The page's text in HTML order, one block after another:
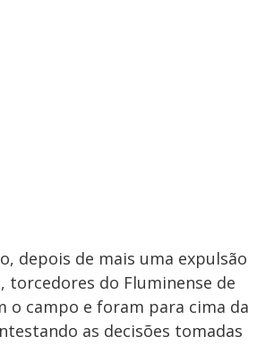
depois de mais uma expulsão
torcedores do Fluminense de
o campo e foram para cima da
as decisões tomadas